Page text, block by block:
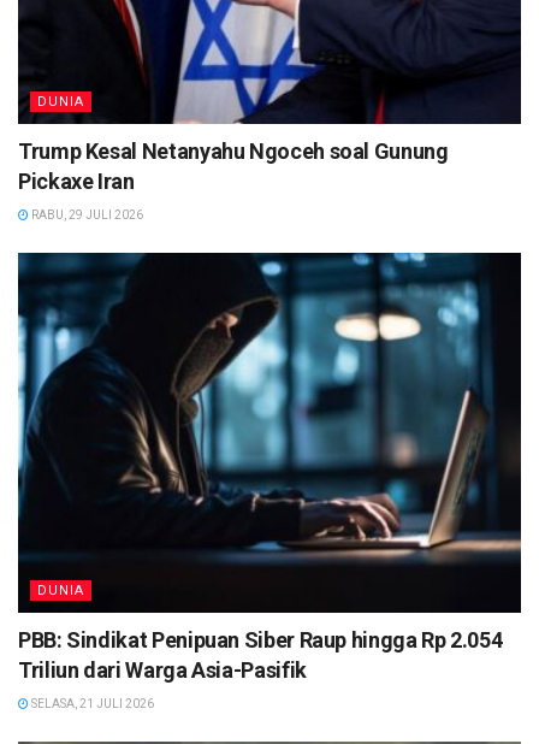
DUNIA
Trump Kesal Netanyahu Ngoceh soal Gunung
Pickaxe Iran
RABU, 29 JULI 2026
DUNIA
PBB: Sindikat Penipuan Siber Raup hingga Rp 2.054
Triliun dari Warga Asia-Pasifik
SELASA, 21 JULI 2026